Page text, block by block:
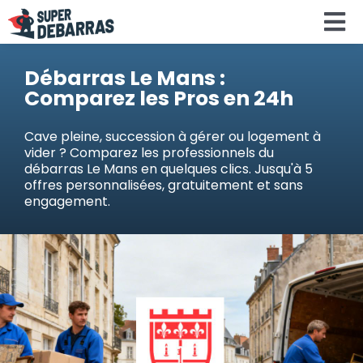
Skip
to
Services
Régions
Search
for:
Débarras Le Mans :
Comparez les Pros en 24h
Cave pleine, succession à gérer ou logement à
vider ? Comparez les professionnels du
débarras Le Mans en quelques clics. Jusqu'à 5
offres personnalisées, gratuitement et sans
engagement.